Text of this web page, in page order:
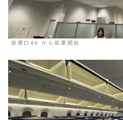
搭乗口46 から搭乗開始